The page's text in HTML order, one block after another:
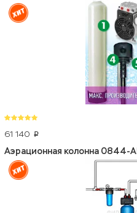
61 140 p
Аэрационная колонна 0844-